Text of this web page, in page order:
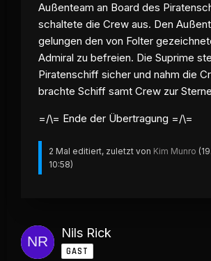
Außenteam an Board des
schaltete die Crew aus. Den
gelungen den von Folter
Admiral zu befreien. Die Suprime
Piratenschiff sicher und nahm die
brachte Schiff samt Crew zur
=/\= Ende der Übertragung =/\=
2 Mal editiert, zuletzt von Kim Munro (
10:58)
Nils Rick
GAST